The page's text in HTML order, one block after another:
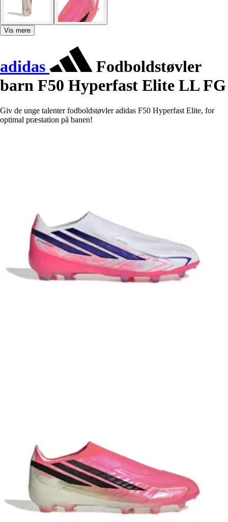
Vis mere
adidas
Fodboldstøvler
barn F50 Hyperfast Elite LL FG
Giv de unge talenter fodboldstøvler adidas F50 Hyperfast Elite, for
optimal præstation på banen!